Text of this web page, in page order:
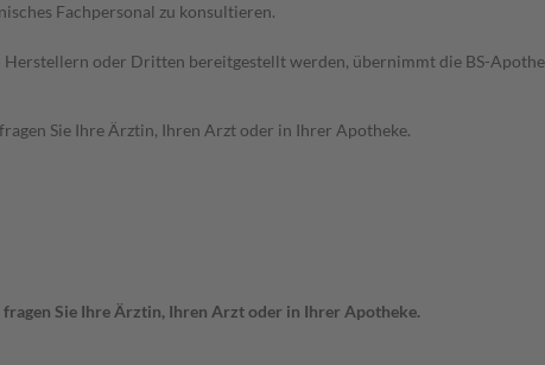
Fachpersonal zu konsultieren.
oder Dritten bereitgestellt werden, übernimmt die BS-
Sie Ihre Ärztin, Ihren Arzt oder in Ihrer Apotheke.
Sie Ihre Ärztin, Ihren Arzt oder in Ihrer Apotheke.